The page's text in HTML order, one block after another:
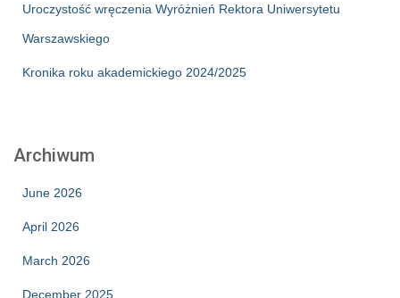
Uroczystość wręczenia Wyróżnień Rektora Uniwersytetu
Warszawskiego
Kronika roku akademickiego 2024/2025
Archiwum
June 2026
April 2026
March 2026
December 2025